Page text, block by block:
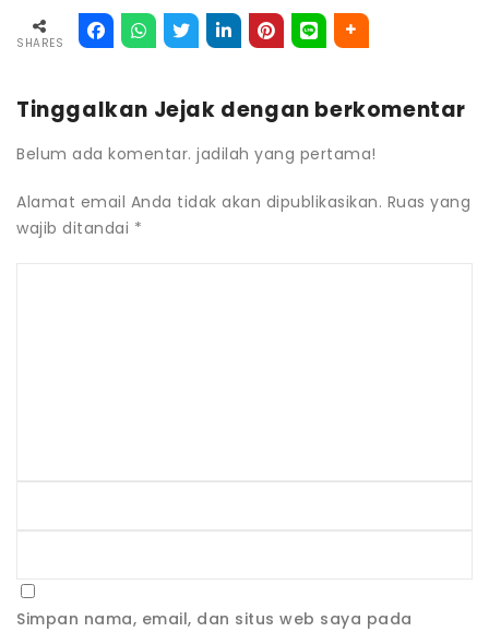
SHARES
Tinggalkan Jejak dengan berkomentar
Belum ada komentar. jadilah yang pertama!
Alamat email Anda tidak akan dipublikasikan. Ruas yang
wajib ditandai *
Simpan nama, email, dan situs web saya pada